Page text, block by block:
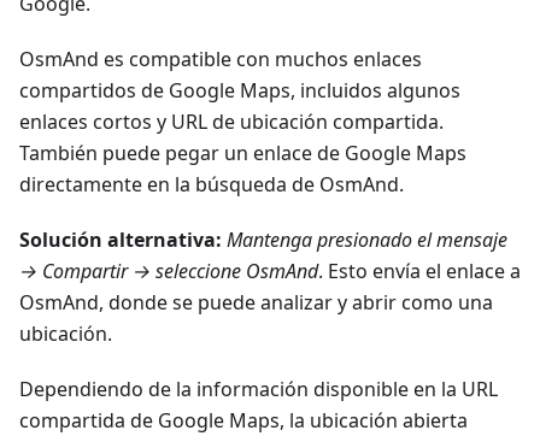
OsmAnd es compatible con muchos enlaces
compartidos de Google Maps, incluidos algunos
enlaces cortos y URL de ubicación compartida.
También puede pegar un enlace de Google Maps
directamente en la búsqueda de OsmAnd.
Solución alternativa: Mantenga presionado el mensaje
→ Compartir → seleccione OsmAnd. Esto envía el enlace a
OsmAnd, donde se puede analizar y abrir como una
ubicación.
Dependiendo de la información disponible en la URL
compartida de Google Maps, la ubicación abierta